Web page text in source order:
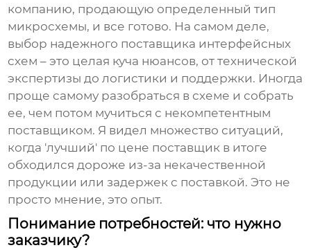
компанию, продающую определенный тип
микросхемы, и все готово. На самом деле,
выбор надежного поставщика интерфейсных
схем – это целая куча нюансов, от технической
экспертизы до логистики и поддержки. Иногда
проще самому разобраться в схеме и собрать
ее, чем потом мучиться с некомпетентным
поставщиком. Я видел множество ситуаций,
когда 'лучший' по цене поставщик в итоге
обходился дороже из-за некачественной
продукции или задержек с поставкой. Это не
просто мнение, это опыт.
Понимание потребностей: что нужно
заказчику?